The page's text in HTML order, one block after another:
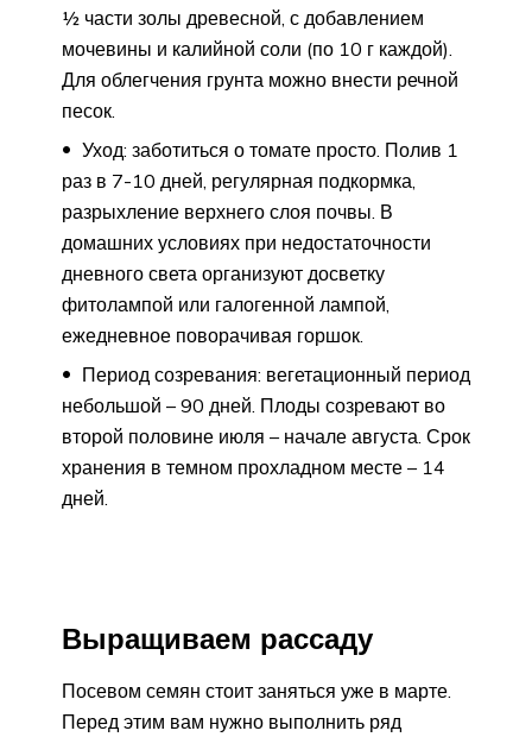
½ части золы древесной, с добавлением
мочевины и калийной соли (по 10 г каждой).
Для облегчения грунта можно внести речной
песок.
Уход: заботиться о томате просто. Полив 1
раз в 7-10 дней, регулярная подкормка,
разрыхление верхнего слоя почвы. В
домашних условиях при недостаточности
дневного света организуют досветку
фитолампой или галогенной лампой,
ежедневное поворачивая горшок.
Период созревания: вегетационный период
небольшой – 90 дней. Плоды созревают во
второй половине июля – начале августа. Срок
хранения в темном прохладном месте – 14
дней.
Выращиваем рассаду
Посевом семян стоит заняться уже в марте.
Перед этим вам нужно выполнить ряд